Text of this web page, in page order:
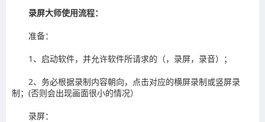
录屏大师使用流程：
准备：
1、启动软件，并允许软件所请求的（，录屏，录音）；
2、务必根据录制内容朝向，点击对应的横屏录制或竖屏录
制；(否则会出现画面很小的情况）
录屏：